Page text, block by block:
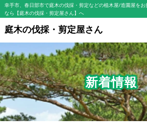
幸手市、春日部市で庭木の伐採・剪定などの植木屋/造園屋をお
なら【庭木の伐採・剪定屋さん】へ
庭木の伐採・剪定屋さん
新着情報